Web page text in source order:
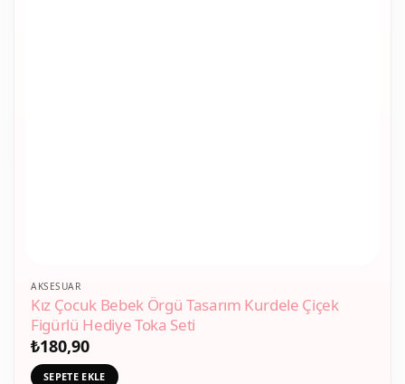
AKSESUAR
Kız Çocuk Bebek Örgü Tasarım Kurdele Çiçek
Figürlü Hediye Toka Seti
₺180,90
SEPETE EKLE